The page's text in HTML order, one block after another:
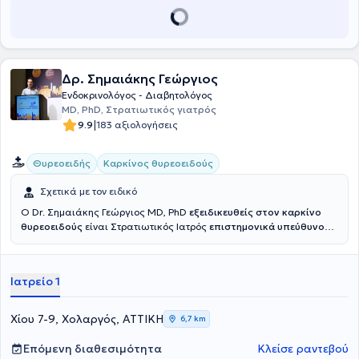
συνεχούς κατάρτισης και διαθέτει δημοσιευμένες εργασίες σε
ελληνικά και διεθνή επιστημονικά περιοδικά, ενώ είναι μέλος
Δρ. Σημαιάκης Γεώργιος
Ενδοκρινολόγος - Διαβητολόγος
MD, PhD, Στρατιωτικός γιατρός
9.9|183 αξιολογήσεις
Θυρεοειδής Καρκίνος θυρεοειδούς
Σχετικά με τον ειδικό
Ο Dr. Σημαιάκης Γεώργιος MD, PhD εξειδικευθείς στον καρκίνο
θυρεοειδούς είναι Στρατιωτικός Ιατρός επιστημονικά υπεύθυνος
Ντυνάν HCενώ είχε διατελέσει επιστημονικά υπεύθυνος του
Διδάκτωρ Ιατρικής Σχολής Εθνικού και Καποδιστριακού
Πανεπιστημίου Αθηνών και γραμματέας του Επιστημονικού
Τμήματος Θυρεοειδούς της Ελληνικής Ενδοκρινολογικής Εταιρείας.
Εξειδικεύεται στην αντιμετώπιση του καρκίνου του θυρεοειδούς και
της οζώδους θυρεοειδικής νόσου, έχοντας μετεκπαιδευτεί σε
Ευρωπαϊκό Κέντρο Αναφοράς για τον Καρκίνο Θυρεοειδούς,
Ιατρείο 1
Χίου 7-9, Χολαργός, ΑΤΤΙΚΗ 6,7 km
Επόμενη διαθεσιμότητα Κλείσε ραντεβού